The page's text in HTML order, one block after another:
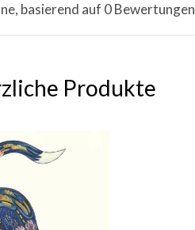
basierend auf 0 Bewertungen
Produkte